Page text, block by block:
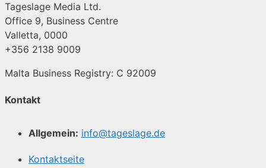
Tageslage Media Ltd.
Office 9, Business Centre
Valletta, 0000
+356 2138 9009
Malta Business Registry: C 92009
Kontakt
Allgemein: info@tageslage.de
Kontaktseite